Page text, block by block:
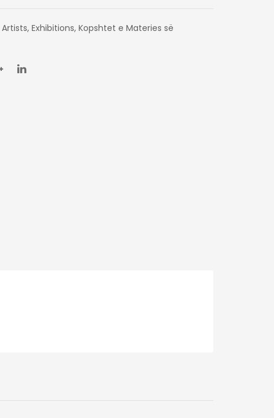
Artists, Exhibitions, Kopshtet e Materies së